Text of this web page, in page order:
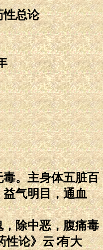
性总论
。主身体五脏百
气明目，通血
除中恶，腹痛毒
性论》云∶有大